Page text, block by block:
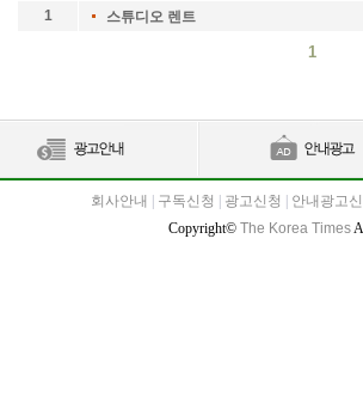
1
스튜디오 렌트
1
회사안내 구독신청 광고신청 안내광고
Copyright© The Korea Times